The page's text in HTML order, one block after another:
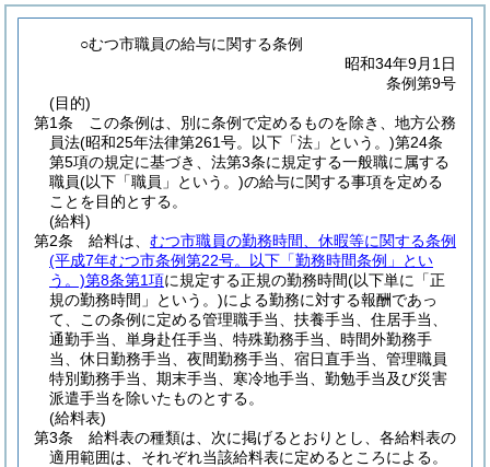
○むつ市職員の給与に関する条例
昭和34年9月1日
条例第9号
(目的)
第1条
この条例は、別に条例で定めるものを除き、地方公務
員法(昭和25年法律第261号。以下「法」という。)第24条
第5項の規定に基づき、法第3条に規定する一般職に属する
職員(以下「職員」という。)の給与に関する事項を定める
ことを目的とする。
(給料)
第2条
給料は、 むつ市職員の勤務時間、休暇等に関する条例
(平成7年むつ市条例第22号。以下「勤務時間条例」とい
う。)第8条第1項に規定する正規の勤務時間(以下単に「正
規の勤務時間」という。)による勤務に対する報酬であっ
て、この条例に定める管理職手当、扶養手当、住居手当、
通勤手当、単身赴任手当、特殊勤務手当、時間外勤務手
当、休日勤務手当、夜間勤務手当、宿日直手当、管理職員
特別勤務手当、期末手当、寒冷地手当、勤勉手当及び災害
派遣手当を除いたものとする。
(給料表)
第3条
給料表の種類は、次に掲げるとおりとし、各給料表の
適用範囲は、それぞれ当該給料表に定めるところによる。